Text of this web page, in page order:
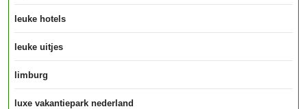
leuke hotels
leuke uitjes
limburg
luxe vakantiepark nederland